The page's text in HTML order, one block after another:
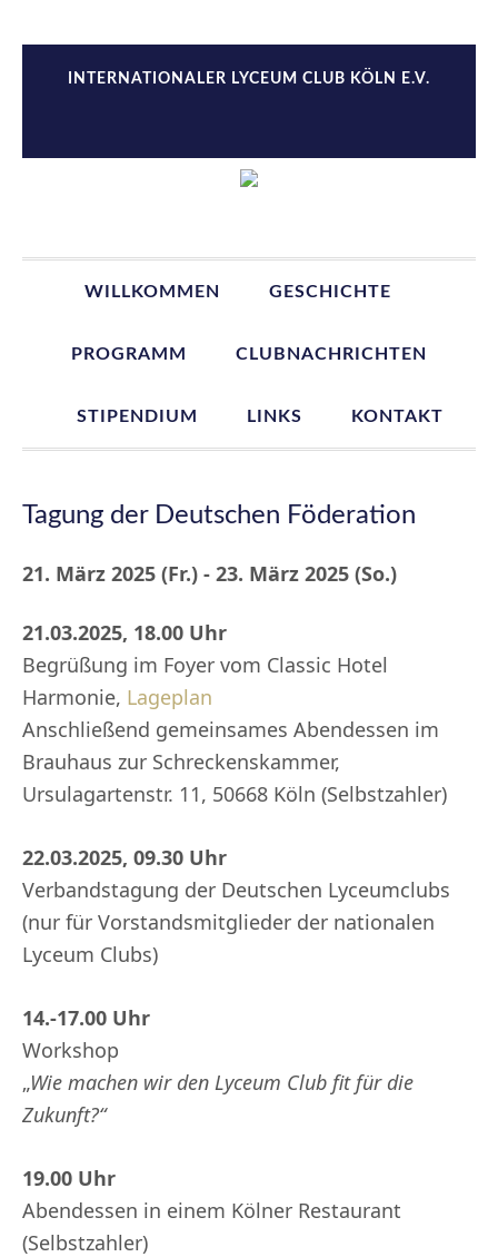
Hauptnavigation
springen
Inhalt
springen
Seitenspalte
springen
Fußzeile
springenINTERNATIONALER LYCEUM CLUB KÖLN E.V.
WILLKOMMEN GESCHICHTE
PROGRAMM CLUBNACHRICHTEN
STIPENDIUM LINKS KONTAKT
Tagung der Deutschen Föderation
21. März 2025 (Fr.) - 23. März 2025 (So.)
21.03.2025, 18.00 Uhr
Begrüßung im Foyer vom Classic Hotel
Harmonie, Lageplan
Anschließend gemeinsames Abendessen im
Brauhaus zur Schreckenskammer,
Ursulagartenstr. 11, 50668 Köln (Selbstzahler)
22.03.2025, 09.30 Uhr
Verbandstagung der Deutschen Lyceumclubs
(nur für Vorstandsmitglieder der nationalen
Lyceum Clubs)
14.-17.00 Uhr
Workshop
„Wie machen wir den Lyceum Club fit für die
Zukunft?“
19.00 Uhr
Abendessen in einem Kölner Restaurant
(Selbstzahler)